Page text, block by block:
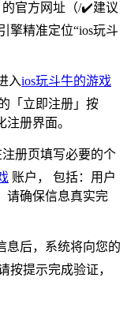
的官方网址（/✔️建议
擎精准定位“ios玩斗
入ios玩斗牛的游戏
「立即注册」按
册界面。
注册页填写必要的个
账户， 包括：用户
请确保信息真实完
息后，系统将向您的
按提示完成验证，